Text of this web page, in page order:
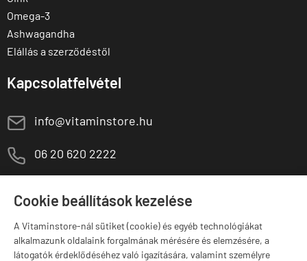
Cookie beállítások kezelése
A Vitaminstore-nál sütiket (cookie) és egyéb technológiákat
alkalmazunk oldalaink forgalmának mérésére és elemzésére, a
látogatók érdeklődéséhez való igazítására, valamint személyre
Omega-3
Ashwagandha
Elállás a szerződéstől
Kapcsolatfelvétel
E info@vitaminstore.hu
M 06 20 620 2222
Szugló u. 83-85.
Márkák